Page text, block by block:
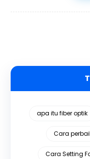
apa itu fiber optik
Cara
Cara Setting